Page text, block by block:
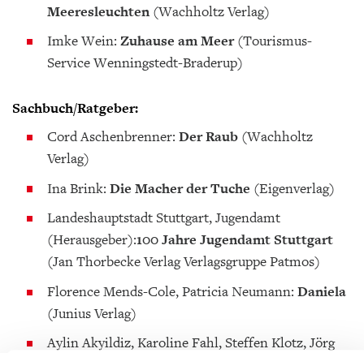
Meeresleuchten (Wachholtz Verlag)
Imke Wein:Zuhause am Meer(Tourismus-
Service Wenningstedt-Braderup)
Sachbuch/Ratgeber:
Cord Aschenbrenner:Der Raub (Wachholtz
Verlag)
Ina Brink:Die Macher der Tuche (Eigenverlag)
Landeshauptstadt Stuttgart, Jugendamt
(Herausgeber):100 Jahre Jugendamt Stuttgart
(Jan Thorbecke Verlag Verlagsgruppe Patmos)
Florence Mends-Cole, Patricia Neumann:Daniela
(Junius Verlag)
Aylin Akyildiz, Karoline Fahl, Steffen Klotz, Jörg